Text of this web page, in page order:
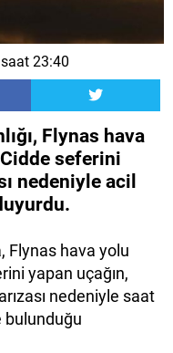
23:40
Flynas hava
seferini
nedeniyle acil
Flynas hava yolu
yapan uçağın,
nedeniyle saat
bulunduğu